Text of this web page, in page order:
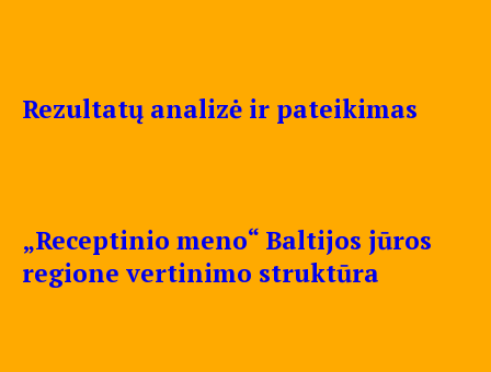
Rezultatų analizė ir pateikimas
„Receptinio meno“ Baltijos jūros
regione vertinimo struktūra